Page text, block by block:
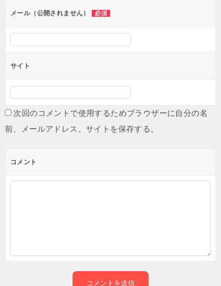
ンメール（公開されません） 必須
サイト
次回のコメントで使用するためブラウザーに自分の名
前、メールアドレス、サイトを保存する。
コメント